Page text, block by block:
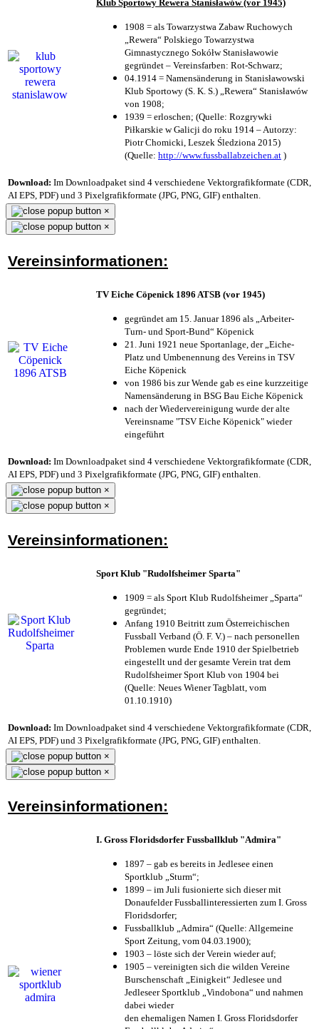
Klub Sportowy Rewera Stanisławów (vor 1945)
1908 = als Towarzystwa Zabaw Ruchowych
„Rewera“ Polskiego Towarzystwa
Gimnastycznego Sokółw Stanisławowie
gegründet – Vereinsfarben: Rot-Schwarz;
04.1914 = Namensänderung in Stanisławowski
Klub Sportowy (S. K. S.) „Rewera“ Stanisławów
von 1908;
1939 = erloschen; (Quelle: Rozgrywki
Piłkarskie w Galicji do roku 1914 – Autorzy:
Piotr Chomicki, Leszek Śledziona 2015)
(Quelle: http://www.fussballabzeichen.at )
Download: Im Downloadpaket sind 4 verschiedene Vektorgrafikformate (CDR,
AI EPS, PDF) und 3 Pixelgrafikformate (JPG, PNG, GIF) enthalten.
×
×
Vereinsinformationen:
TV Eiche Cöpenick 1896 ATSB (vor 1945)
gegründet am 15. Januar 1896 als „Arbeiter-
Turn- und Sport-Bund“ Köpenick
21. Juni 1921 neue Sportanlage, der „Eiche-
Platz und Umbenennung des Vereins in TSV
Eiche Köpenick
von 1986 bis zur Wende gab es eine kurzzeitige
Namensänderung in BSG Bau Eiche Köpenick
nach der Wiedervereinigung wurde der alte
Vereinsname "TSV Eiche Köpenick" wieder
eingeführt
Download: Im Downloadpaket sind 4 verschiedene Vektorgrafikformate (CDR,
AI EPS, PDF) und 3 Pixelgrafikformate (JPG, PNG, GIF) enthalten.
×
×
Vereinsinformationen:
Sport Klub "Rudolfsheimer Sparta"
1909 = als Sport Klub Rudolfsheimer „Sparta“
gegründet;
Anfang 1910 Beitritt zum Österreichischen
Fussball Verband (Ö. F. V.) – nach personellen
Problemen wurde Ende 1910 der Spielbetrieb
eingestellt und der gesamte Verein trat dem
Rudolfsheimer Sport Klub von 1904 bei
(Quelle: Neues Wiener Tagblatt, vom
01.10.1910)
Download: Im Downloadpaket sind 4 verschiedene Vektorgrafikformate (CDR,
AI EPS, PDF) und 3 Pixelgrafikformate (JPG, PNG, GIF) enthalten.
×
×
Vereinsinformationen:
I. Gross Floridsdorfer Fussballklub "Admira"
1897 – gab es bereits in Jedlesee einen
Sportklub „Sturm“;
1899 – im Juli fusionierte sich dieser mit
Donaufelder Fussballinteressierten zum I. Gross
Floridsdorfer;
Fussballklub „Admira“ (Quelle: Allgemeine
Sport Zeitung, vom 04.03.1900);
1903 – löste sich der Verein wieder auf;
1905 – vereinigten sich die wilden Vereine
Burschenschaft „Einigkeit“ Jedlesee und
Jedleseer Sportklub „Vindobona“ und nahmen
dabei wieder
den ehemaligen Namen I. Gross Floridsdorfer